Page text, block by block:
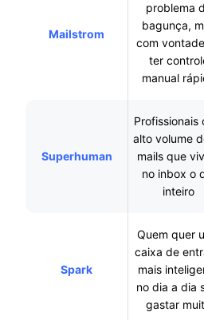
Mailstrom
Superhuman
Spark
problema
bagunça,
com
ter
manual
Profissionais com
alto volume
mails que
no inbox o
inteiro
Quem quer uma
caixa de
mais
no dia a dia
gastar